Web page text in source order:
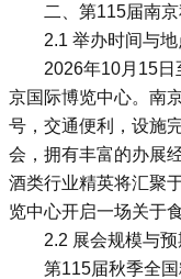
二、第115届南京
2.1 举办时间与地
2026年10月15
京国际博览中心。南
号，交通便利，设施
会，拥有丰富的办展
酒类行业精英将汇聚
览中心开启一场关于
2.2 展会规模与
第115届秋季全